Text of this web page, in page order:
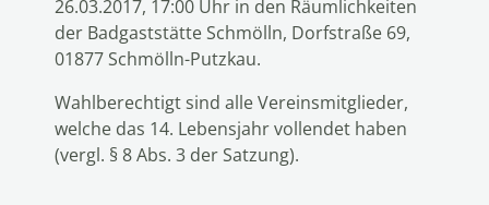
26.03.2017, 17:00 Uhr in den Räumlichkeiten
der Badgaststätte Schmölln, Dorfstraße 69,
01877 Schmölln-Putzkau.
Wahlberechtigt sind alle Vereinsmitglieder,
welche das 14. Lebensjahr vollendet haben
(vergl. § 8 Abs. 3 der Satzung).